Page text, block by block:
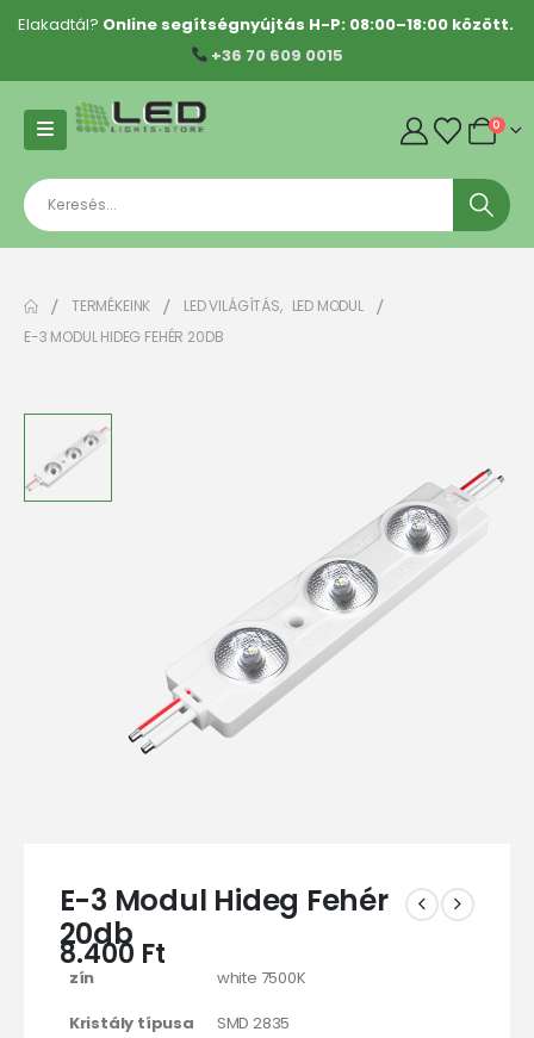
Elakadtál? Online segítségnyújtás H-P: 08:00–18:00 között.
+36 70 609 0015
0
TERMÉKEINK LED VILÁGÍTÁS, LED MODUL
E-3 MODUL HIDEG FEHÉR 20DB
E-3 Modul Hideg Fehér
20db
8.400 Ft
zín
white 7500K
Kristály típusa
SMD 2835